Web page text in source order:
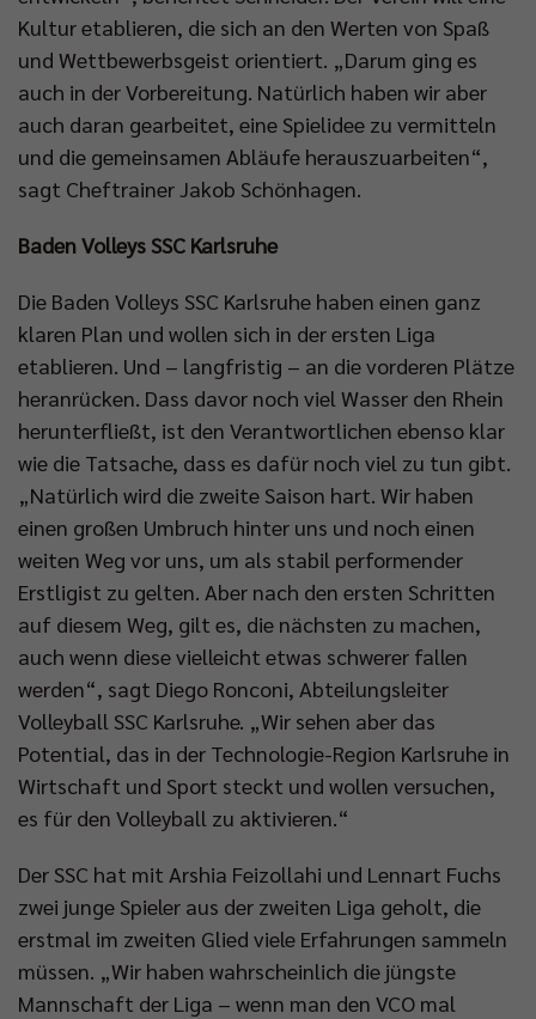
Kultur etablieren, die sich an den Werten von Spaß
und Wettbewerbsgeist orientiert. „Darum ging es
auch in der Vorbereitung. Natürlich haben wir aber
auch daran gearbeitet, eine Spielidee zu vermitteln
und die gemeinsamen Abläufe herauszuarbeiten“,
sagt Cheftrainer Jakob Schönhagen.
Baden Volleys SSC Karlsruhe
Die Baden Volleys SSC Karlsruhe haben einen ganz
klaren Plan und wollen sich in der ersten Liga
etablieren. Und – langfristig – an die vorderen Plätze
heranrücken. Dass davor noch viel Wasser den Rhein
herunterfließt, ist den Verantwortlichen ebenso klar
wie die Tatsache, dass es dafür noch viel zu tun gibt.
„Natürlich wird die zweite Saison hart. Wir haben
einen großen Umbruch hinter uns und noch einen
weiten Weg vor uns, um als stabil performender
Erstligist zu gelten. Aber nach den ersten Schritten
auf diesem Weg, gilt es, die nächsten zu machen,
auch wenn diese vielleicht etwas schwerer fallen
werden“, sagt Diego Ronconi, Abteilungsleiter
Volleyball SSC Karlsruhe. „Wir sehen aber das
Potential, das in der Technologie-Region Karlsruhe in
Wirtschaft und Sport steckt und wollen versuchen,
es für den Volleyball zu aktivieren.“
Der SSC hat mit Arshia Feizollahi und Lennart Fuchs
zwei junge Spieler aus der zweiten Liga geholt, die
erstmal im zweiten Glied viele Erfahrungen sammeln
müssen. „Wir haben wahrscheinlich die jüngste
Mannschaft der Liga – wenn man den VCO mal